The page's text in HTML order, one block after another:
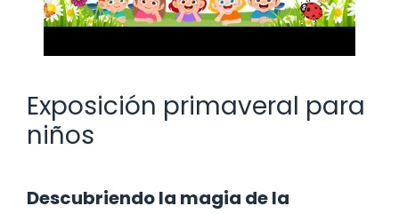
Exposición primaveral para
niños
Descubriendo la magia de la